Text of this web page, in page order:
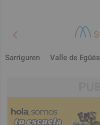
chevron_left
Sarriguren Valle de Egüés